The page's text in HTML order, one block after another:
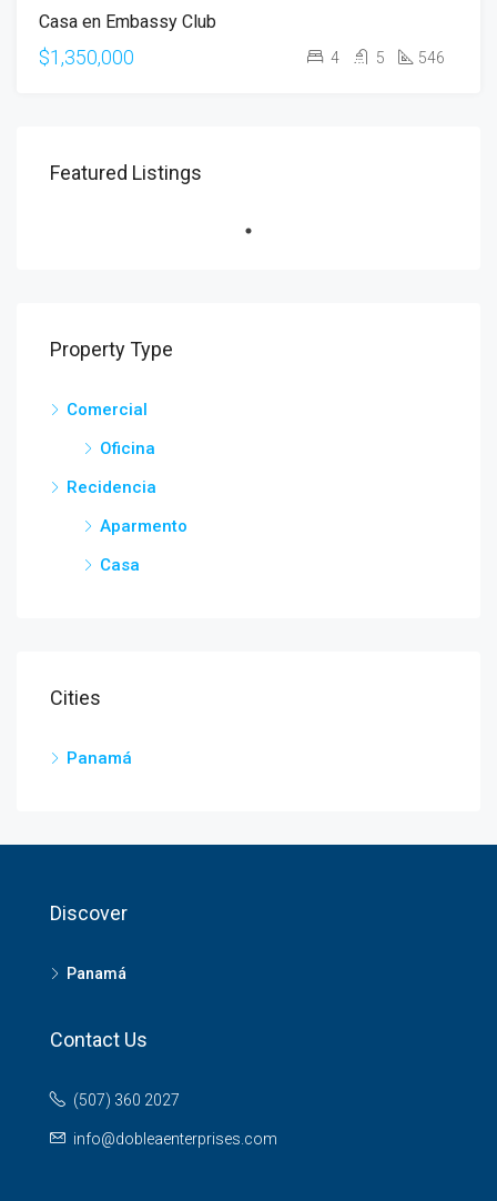
Casa en Embassy Club
$1,350,000 4 5 546
Featured Listings
Property Type
Comercial
Oficina
Recidencia
Aparmento
Casa
Cities
Panamá
Discover
Panamá
Contact Us
(507) 360 2027
info@dobleaenterprises.com